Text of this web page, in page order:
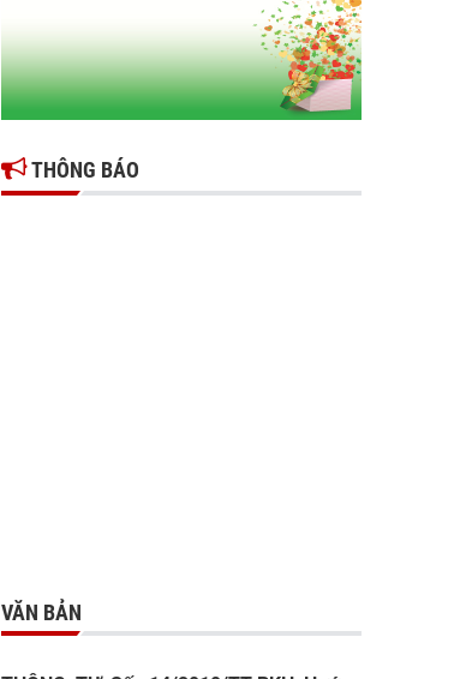
Hiệp hội doanh nghiệp tỉnh Hưng Yên: Cập
nhật chính sách thuế mới và phòng ngừa rủi
ro thuế cho doanh nghiệp
THÔNG BÁO
VĂN BẢN